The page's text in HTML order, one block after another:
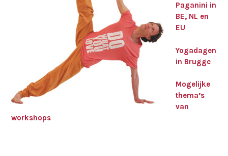
Paganini in
BE, NL en
EU
Yogadagen
in Brugge
Mogelijke
thema’s
van
workshops